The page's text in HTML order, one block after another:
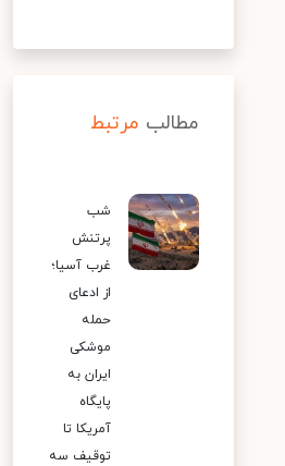
مطالب مرتبط
شب
پرتنش
غرب آسیا؛
از ادعای
حمله
موشکی
ایران به
پایگاه
آمریکا تا
توقیف سه